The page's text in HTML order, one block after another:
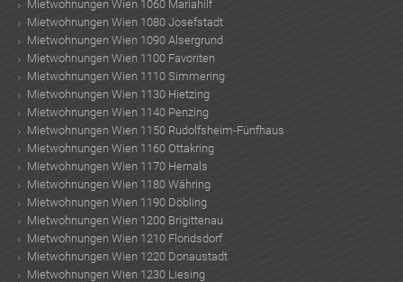
Mietwohnungen Wien 1060 Mariahilf
Mietwohnungen Wien 1080 Josefstadt
Mietwohnungen Wien 1090 Alsergrund
Mietwohnungen Wien 1100 Favoriten
Mietwohnungen Wien 1110 Simmering
Mietwohnungen Wien 1130 Hietzing
Mietwohnungen Wien 1140 Penzing
Mietwohnungen Wien 1150 Rudolfsheim-Fünfhaus
Mietwohnungen Wien 1160 Ottakring
Mietwohnungen Wien 1170 Hernals
Mietwohnungen Wien 1180 Währing
Mietwohnungen Wien 1190 Döbling
Mietwohnungen Wien 1200 Brigittenau
Mietwohnungen Wien 1210 Floridsdorf
Mietwohnungen Wien 1220 Donaustadt
Mietwohnungen Wien 1230 Liesing